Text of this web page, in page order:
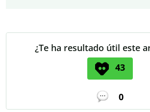
¿Te ha resultado útil este
43
0